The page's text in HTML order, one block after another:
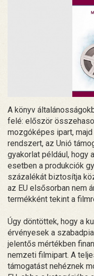
A könyv
felé: először
mozgóképes ipart,
rendszert, az Unió
gyakorlat például, hogy
esetben a produkciók
százalékát biztosítja
az EU elsősorban nem
termékként tekint a
Úgy döntöttek, hogy a
érvényesek a
jelentős mértékben
nemzeti filmipart. A
támogatást nehéznek